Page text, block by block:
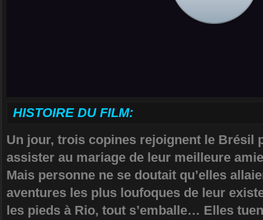
HISTOIRE DU FILM:
Un jour, trois copines rejoignent le Brésil
assister au mariage de leur meilleure
Mais personne ne se doutait qu’elles
aventures les plus loufoques de leur
les pieds à Rio, tout s’emballe… Elles